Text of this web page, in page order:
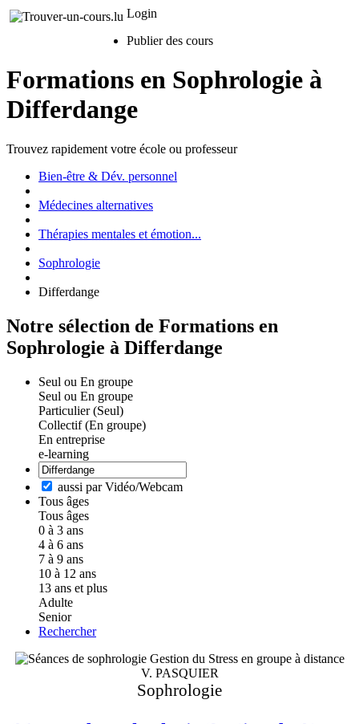
Login
Publier des cours
Formations en Sophrologie à
Differdange
Trouvez rapidement votre école ou professeur
Bien-être & Dév. personnel
Médecines alternatives
Thérapies mentales et émotion...
Sophrologie
Differdange
Notre sélection de Formations en
Sophrologie à Differdange
Seul ou En groupe
Seul ou En groupe
Particulier (Seul)
Collectif (En groupe)
En entreprise
e-learning
aussi par Vidéo/Webcam
Tous âges
Tous âges
0 à 3 ans
4 à 6 ans
7 à 9 ans
10 à 12 ans
13 ans et plus
Adulte
Senior
Rechercher
V. PASQUIER
Sophrologie